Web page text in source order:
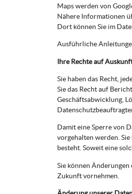
Maps werden von
Nähere Informationen
Dort können Sie im
Ausführliche
Ihre Rechte auf
Sie haben das Recht,
Sie das Recht auf
Geschäftsabwicklung,
Damit eine Sperre von
vorgehalten werden.
besteht. Soweit eine
Sie können
Zukunft vornehmen.